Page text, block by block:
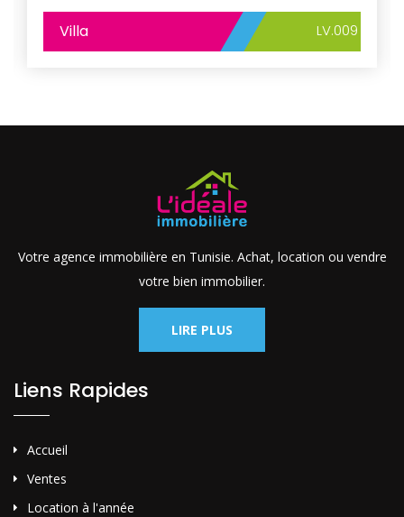
Villa LV.009
Votre agence immobilière en Tunisie. Achat, location ou vendre
votre bien immobilier.
LIRE PLUS
Liens Rapides
Accueil
Ventes
Location à l'année